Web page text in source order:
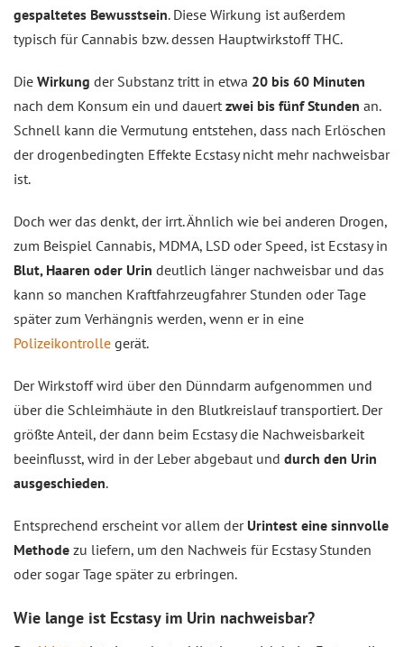
gespaltetes Bewusstsein. Diese Wirkung ist außerdem
typisch für Cannabis bzw. dessen Hauptwirkstoff THC.
Die Wirkung der Substanz tritt in etwa 20 bis 60 Minuten
nach dem Konsum ein und dauert zwei bis fünf Stunden an.
Schnell kann die Vermutung entstehen, dass nach Erlöschen
der drogenbedingten Effekte Ecstasy nicht mehr nachweisbar
ist.
Doch wer das denkt, der irrt. Ähnlich wie bei anderen Drogen,
zum Beispiel Cannabis, MDMA, LSD oder Speed, ist Ecstasy in
Blut, Haaren oder Urin deutlich länger nachweisbar und das
kann so manchen Kraftfahrzeugfahrer Stunden oder Tage
später zum Verhängnis werden, wenn er in eine
Polizeikontrolle gerät.
Der Wirkstoff wird über den Dünndarm aufgenommen und
über die Schleimhäute in den Blutkreislauf transportiert. Der
größte Anteil, der dann beim Ecstasy die Nachweisbarkeit
beeinflusst, wird in der Leber abgebaut und durch den Urin
ausgeschieden.
Entsprechend erscheint vor allem der Urintest eine sinnvolle
Methode zu liefern, um den Nachweis für Ecstasy Stunden
oder sogar Tage später zu erbringen.
Wie lange ist Ecstasy im Urin nachweisbar?